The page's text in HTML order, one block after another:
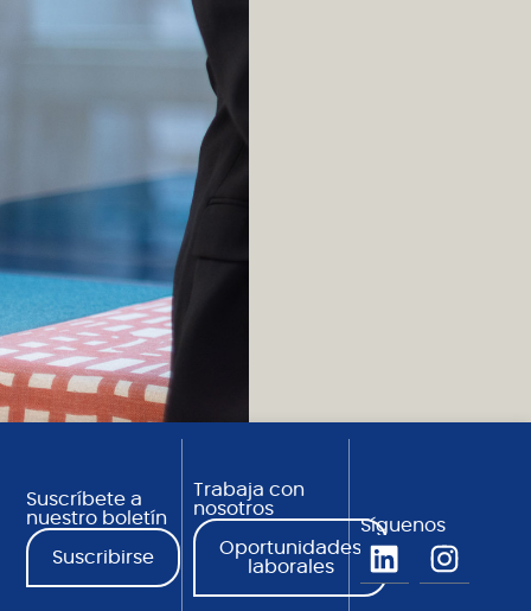
Suscríbete a
nuestro boletín
Suscribirse
Trabaja con
nosotros
Oportunidades
laborales
Síguenos